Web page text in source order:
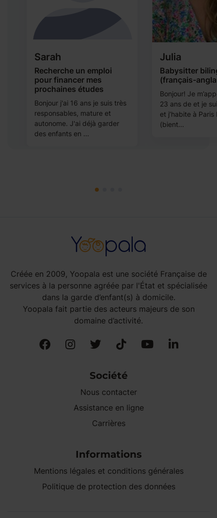
Sarah
Recherche un emploi
pour financer mes
prochaines études
Bonjour j'ai 16 ans je suis très
responsables, mature et
autonome. J'ai déjà garder
des enfants en ...
Julia
Babysitter
(français-
Bonjour! Je
23 ans de et je
et j’habite à
(bient...
Créée en 2009, Yoopala est une société Française de
services à la personne agréée par l'État et spécialisée
dans la garde d’enfant(s) à domicile.
Yoopala fait partie des acteurs majeurs de son
domaine d’activité.
Société
Nous contacter
Assistance en ligne
Carrières
Informations
Mentions légales et conditions générales
Politique de protection des données